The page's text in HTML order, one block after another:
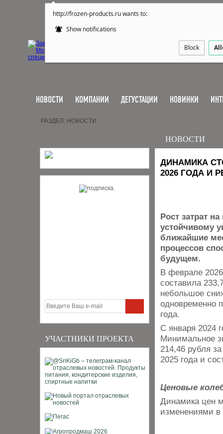
http://frozen-products.ru wants to:
Show notifications
Block
НОВОСТИ КОМПАНИИ ДЕГУСТАЦИИ НОВИНКИ
УЧАСТНИКИ ПРОЕКТА
РАЗДЕЛ: НОВОСТИ
НОВОСТИ
ДИНАМИКА
2026 ГОДА И
Рост затрат
устойчивому
ближайшие
процессов
будущем.
В феврале
составила
небольшое
одновременно
года.
С января 2024
Минимальное
214,46 рубля
2025 года и
Ценовые
Динамика цен
изменениями в